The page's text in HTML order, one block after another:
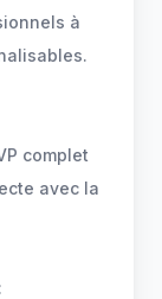
à
complet
avec la